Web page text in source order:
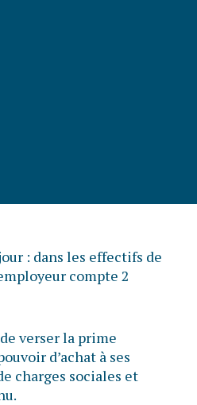
: dans les effectifs de
compte 2
verser la prime
d’achat à ses
charges sociales et